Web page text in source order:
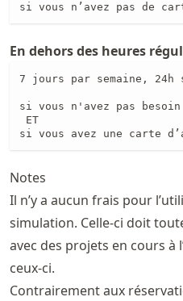
si vous n’avez pas de
En dehors des heures
7 jours par semaine, 24h
si vous n'avez pas
ET
si vous avez une carte
Notes
Il n’y a aucun frais pour
simulation. Celle-ci doit
avec des projets en cours à
ceux-ci.
Contrairement aux